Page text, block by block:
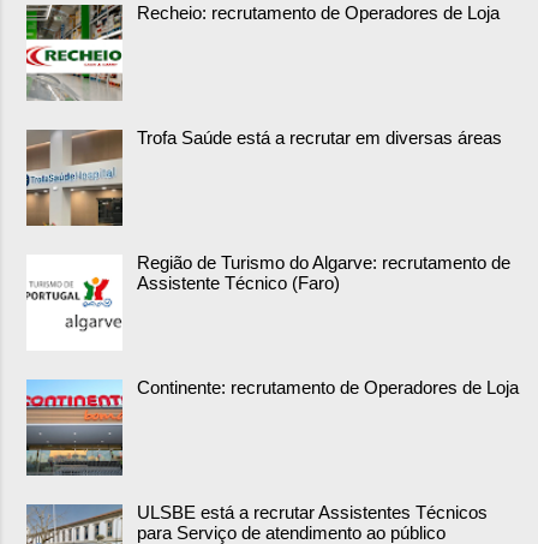
Recheio: recrutamento de Operadores de Loja
Trofa Saúde está a recrutar em diversas áreas
Região de Turismo do Algarve: recrutamento de
Assistente Técnico (Faro)
Continente: recrutamento de Operadores de Loja
ULSBE está a recrutar Assistentes Técnicos
para Serviço de atendimento ao público